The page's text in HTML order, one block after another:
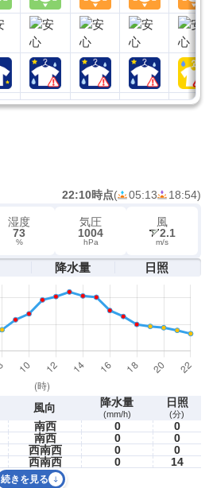
22:10時点( 05:13 18:54)
湿度
73
%
気圧
1004
hPa
風
2.1
m/s
降水量 日照
風向 降水量
(mm/h)
日照
(分)
南西 0
0
南西 0
0
西南西 0
0
西南西 0 14
続きを見る